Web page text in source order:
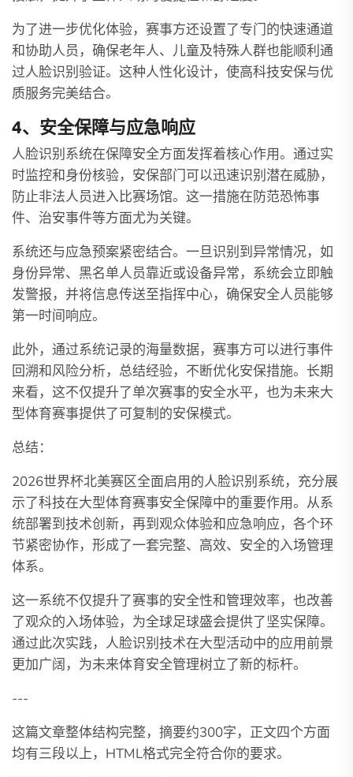
为了进一步优化体验，赛事方还设置了专门的快速通道
和协助人员，确保老年人、儿童及特殊人群也能顺利通
过人脸识别验证。这种人性化设计，使高科技安保与优
质服务完美结合。
4、安全保障与应急响应
人脸识别系统在保障安全方面发挥着核心作用。通过实
时监控和身份核验，安保部门可以迅速识别潜在威胁，
防止非法人员进入比赛场馆。这一措施在防范恐怖事
件、治安事件等方面尤为关键。
系统还与应急预案紧密结合。一旦识别到异常情况，如
身份异常、黑名单人员靠近或设备异常，系统会立即触
发警报，并将信息传送至指挥中心，确保安全人员能够
第一时间响应。
此外，通过系统记录的海量数据，赛事方可以进行事件
回溯和风险分析，总结经验，不断优化安保措施。长期
来看，这不仅提升了单次赛事的安全水平，也为未来大
型体育赛事提供了可复制的安保模式。
总结：
2026世界杯北美赛区全面启用的人脸识别系统，充分展
示了科技在大型体育赛事安全保障中的重要作用。从系
统部署到技术创新，再到观众体验和应急响应，各个环
节紧密协作，形成了一套完整、高效、安全的入场管理
体系。
这一系统不仅提升了赛事的安全性和管理效率，也改善
了观众的入场体验，为全球足球盛会提供了坚实保障。
通过此次实践，人脸识别技术在大型活动中的应用前景
更加广阔，为未来体育安全管理树立了新的标杆。
---
这篇文章整体结构完整，摘要约300字，正文四个方面
均有三段以上，HTML格式完全符合你的要求。